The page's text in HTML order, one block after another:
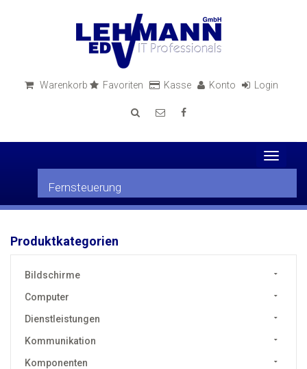
Warenkorb Favoriten Kasse Konto Login
Toggle
Fernsteuerung
Produktkategorien
Bildschirme
Computer
Dienstleistungen
Kommunikation
Komponenten